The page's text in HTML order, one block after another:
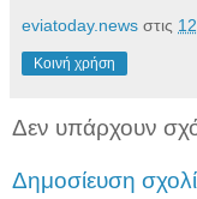
eviatoday.news στις
Κοινή χρήση
Δεν υπάρχουν
Δημοσίευση